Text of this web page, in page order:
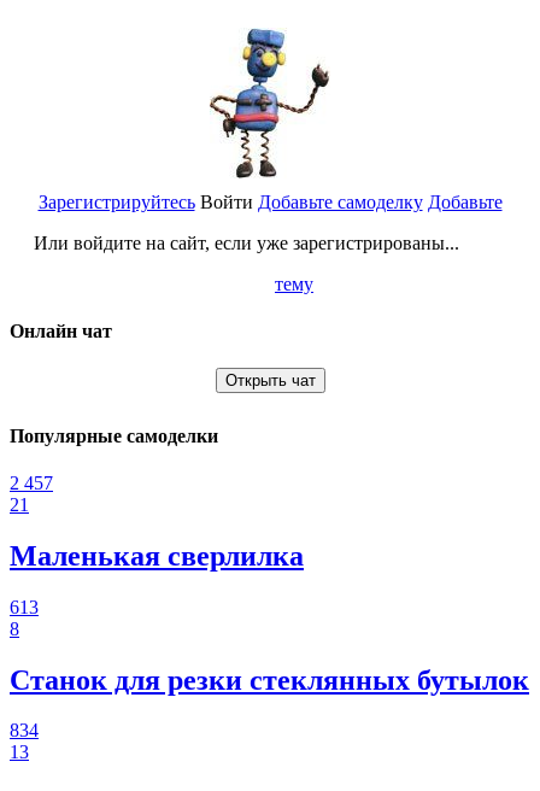
Зарегистрируйтесь
Или войдите на сайт, если уже зарегистрированы...
Войти Добавьте самоделку Добавьте
тему
Онлайн чат
Открыть чат
Популярные самоделки
2 457
21
Маленькая сверлилка
613
8
Станок для резки стеклянных бутылок
834
13